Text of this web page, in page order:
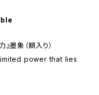
墨象（額入り）
power that lies